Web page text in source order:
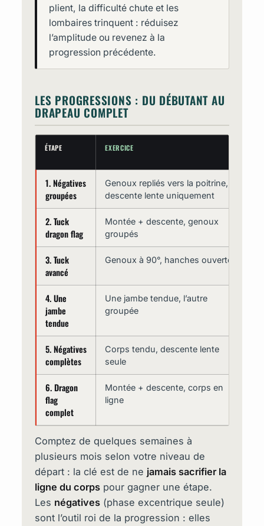
plient, la difficulté chute et les
lombaires trinquent : réduisez
l’amplitude ou revenez à la
progression précédente.
LES PROGRESSIONS : DU DÉBUTANT AU
DRAPEAU COMPLET
ÉTAPE EXERCICE
1. Négatives
groupées
Genoux repliés vers la poitrine,
descente lente uniquement
2. Tuck
dragon flag
Montée + descente, genoux
groupés
3. Tuck
avancé
Genoux à 90°, hanches ouvertes
4. Une
jambe
tendue
Une jambe tendue, l’autre
groupée
5. Négatives
complètes
Corps tendu, descente lente
seule
6. Dragon
flag
complet
Montée + descente, corps en
ligne
Comptez de quelques semaines à
plusieurs mois selon votre niveau de
départ : la clé est de ne jamais sacrifier la
ligne du corps pour gagner une étape.
Les négatives (phase excentrique seule)
sont l’outil roi de la progression : elles